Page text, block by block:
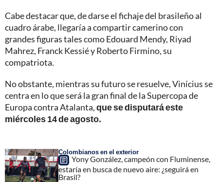
Cabe destacar que, de darse el fichaje del brasileño al
cuadro árabe, llegaría a compartir camerino con
grandes figuras tales como Edouard Mendy, Riyad
Mahrez, Franck Kessié y Roberto Firmino, su
compatriota.
No obstante, mientras su futuro se resuelve, Vinícius se
centra en lo que será la gran final de la Supercopa de
Europa contra Atalanta,que se disputará este
miércoles 14 de agosto.
Colombianos en el exterior
Yony González, campeón con Fluminense,
estaría en busca de nuevo aire: ¿seguirá en
Brasil?